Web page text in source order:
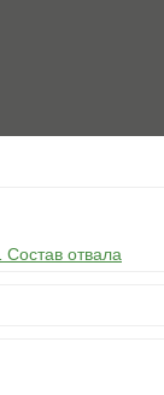
отвала